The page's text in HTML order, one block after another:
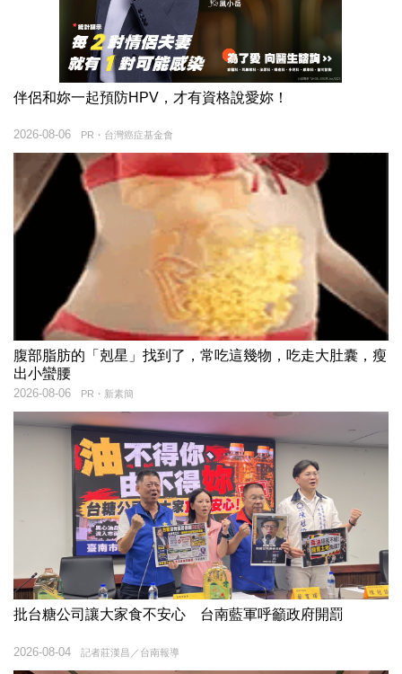
伴侶和妳一起預防HPV，才有資格說愛妳！
PR・台灣癌症基金會
2026-08-06
腹部脂肪的「剋星」找到了，常吃這幾物，吃走大肚囊，瘦
出小蠻腰
PR・新素簡
2026-08-06
批台糖公司讓大家食不安心 台南藍軍呼籲政府開罰
記者莊漢昌／台南報導
2026-08-04